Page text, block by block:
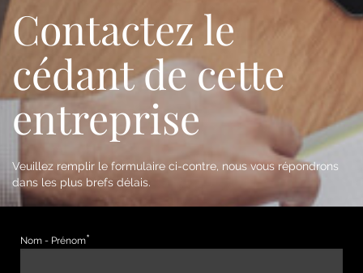
Contactez le
cédant de cette
entreprise
Veuillez remplir le formulaire ci-contre, nous vous répondrons
dans les plus brefs délais.
Nom - Prénom